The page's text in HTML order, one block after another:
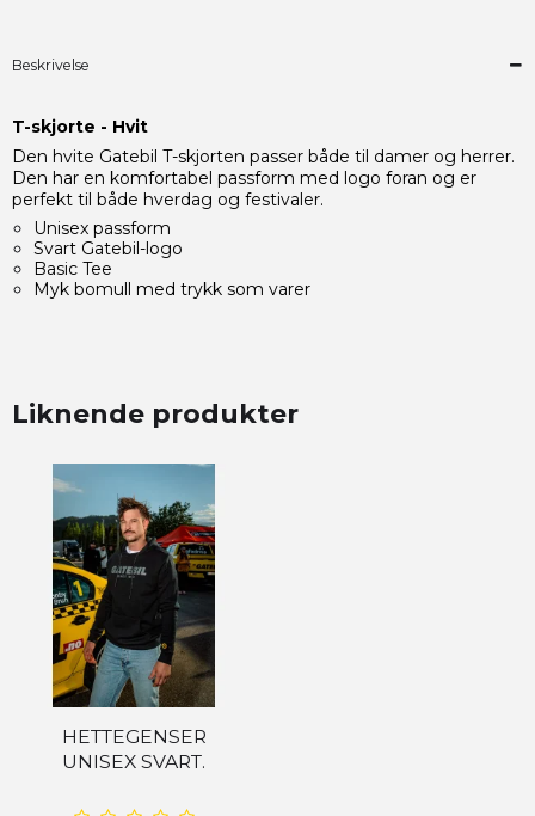
Beskrivelse
T-skjorte - Hvit
Den hvite Gatebil T-skjorten passer både til damer og herrer.
Den har en komfortabel passform med logo foran og er
perfekt til både hverdag og festivaler.
Unisex passform
Svart Gatebil-logo
Basic Tee
Myk bomull med trykk som varer
Liknende produkter
HETTEGENSER
UNISEX SVART.